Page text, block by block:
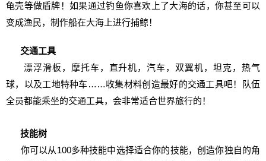
龟壳等做盾牌！如果通过钓鱼你喜欢上了大海的话，你甚至可以
变成渔民，制作船在大海上进行捕鲸！
交通工具
漂浮滑板，摩托车，直升机，汽车，双翼机，坦克，热气
球，以及工地特种车……收集材料创造最好的交通工具吧！队伍
全员都能乘坐的交通工具，会非常适合世界旅行的！
技能树
你可以从100多种技能中选择适合你的技能，创造你独自的角